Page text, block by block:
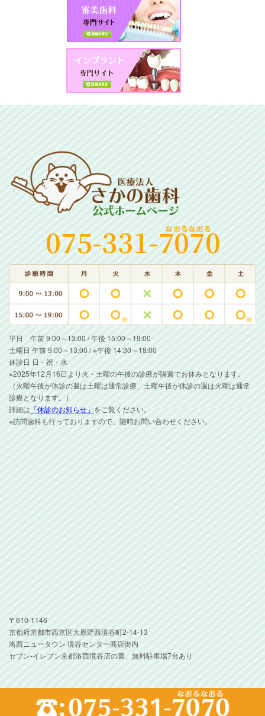
平日 午前 9:00～13:00 / 午後 15:00～19:00
土曜日 午前 9:00～13:00 / ※午後 14:30～18:00
休診日 日・祝・水
※2025年12月16日より火・土曜の午後の診療が隔週でお休みとなります。
（火曜午後が休診の週は土曜は通常診療、土曜午後が休診の週は火曜は通常
診療となります。）
詳細は 「休診のお知らせ」 をご覧ください。
※訪問歯科も行っておりますので、随時お問い合わせください。
〒610-1146
京都府京都市西京区大原野西境谷町2-14-13
洛西ニュータウン 境谷センター商店街内
セブン-イレブン京都洛西境谷店の裏、無料駐車場7台あり
Copyright(c) 2019 Sakano Dental Clinic. All Rights Reserved.